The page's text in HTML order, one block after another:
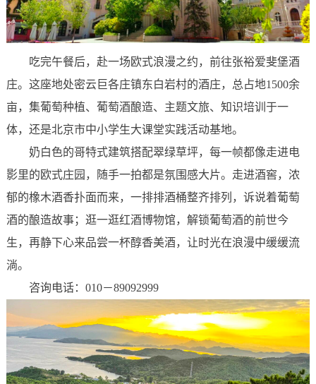
吃完午餐后，赴一场欧式浪漫之约，前往张裕爱斐堡酒
庄。这座地处密云巨各庄镇东白岩村的酒庄，总占地1500余
亩，集葡萄种植、葡萄酒酿造、主题文旅、知识培训于一
体，还是北京市中小学生大课堂实践活动基地。
奶白色的哥特式建筑搭配翠绿草坪，每一帧都像走进电
影里的欧式庄园，随手一拍都是氛围感大片。走进酒窖，浓
郁的橡木酒香扑面而来，一排排酒桶整齐排列，诉说着葡萄
酒的酿造故事；逛一逛红酒博物馆，解锁葡萄酒的前世今
生，再静下心来品尝一杯醇香美酒，让时光在浪漫中缓缓流
淌。
咨询电话：010－89092999